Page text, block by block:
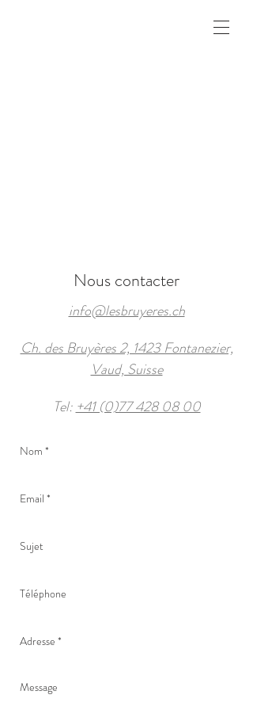
Nous contacter
info@lesbruyeres.ch
Ch. des Bruyères 2, 1423 Fontanezier,
Vaud, Suisse
Tel: +41 (0)77 428 08 00